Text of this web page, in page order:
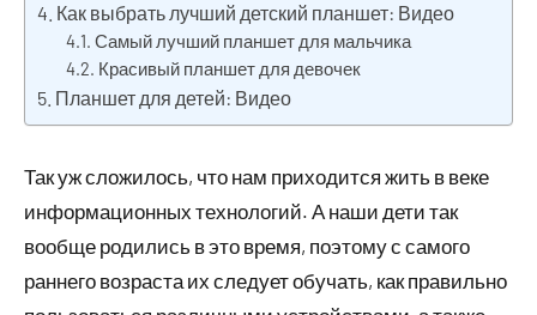
Как выбрать лучший детский планшет: Видео
Самый лучший планшет для мальчика
Красивый планшет для девочек
Планшет для детей: Видео
Так уж сложилось, что нам приходится жить в веке
информационных технологий. А наши дети так
вообще родились в это время, поэтому с самого
раннего возраста их следует обучать, как правильно